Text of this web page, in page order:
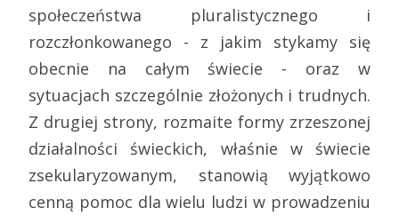
społeczeństwa pluralistycznego i
rozczłonkowanego - z jakim stykamy się
obecnie na całym świecie - oraz w
sytuacjach szczególnie złożonych i trudnych.
Z drugiej strony, rozmaite formy zrzeszonej
działalności świeckich, właśnie w świecie
zsekularyzowanym, stanowią wyjątkowo
cenną pomoc dla wielu ludzi w prowadzeniu